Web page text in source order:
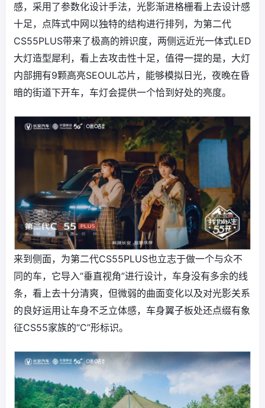
感，采用了参数化设计手法，光影渐进格栅看上去设计感
十足，点阵式中网以独特的结构进行排列，为第二代
CS55PLUS带来了极高的辨识度，两侧远近光一体式LED
大灯造型犀利，看上去攻击性十足，值得一提的是，大灯
内部拥有9颗高亮SEOUL芯片，能够模拟日光，夜晚在昏
暗的街道下开车，车灯会提供一个恰到好处的亮度。
来到侧面，为第二代CS55PLUS也立志于做一个与众不
同的车，它导入“垂直视角”进行设计，车身没有多余的线
条，看上去十分清爽，但微弱的曲面变化以及对光影关系
的良好运用让车身不乏立体感，车身翼子板处还点缀有象
征CS55家族的“C”形标识。